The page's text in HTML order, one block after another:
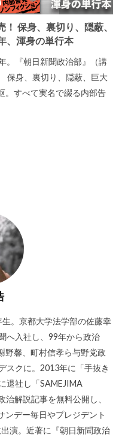
保身、裏切り、隠蔽、
、渾身の単行本
。『朝日新聞政治部』（講
保身、裏切り、隠蔽、巨大
。すべて実名で綴る内部告
。京都大学法学部の佐藤幸
へ入社し、99年から政治
野馨、町村信孝ら与野党政
スクに。2013年に「手抜き
退社し「SAMEJIMA
解説記事を無料公開し、
ンデー毎日やプレジデント
演。近著に『朝日新聞政治